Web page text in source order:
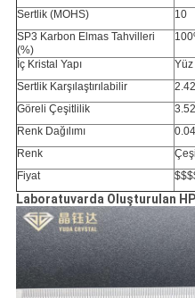
Sertlik (MOHS)
10
SP3 Karbon Elmas Tahvilleri
(%)
İç Kristal Yapı
Sertlik Karşılaştırılabilir
2.42
Göreli Çeşitlilik
3.52
Renk Dağılımı
Renk
Fiyat
Laboratuvarda Oluşturulan